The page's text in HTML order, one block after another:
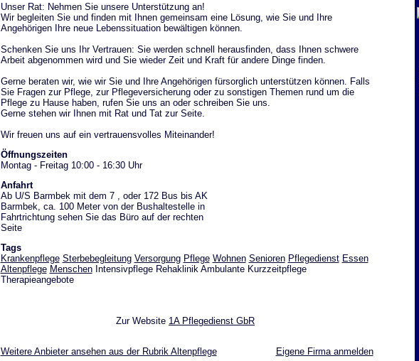
Unser Rat: Nehmen Sie unsere Unterstützung an!
Wir begleiten Sie und finden mit Ihnen gemeinsam eine Lösung, wie Sie und Ihre
Angehörigen Ihre neue Lebenssituation bewältigen können.
Schenken Sie uns Ihr Vertrauen: Sie werden schnell herausfinden, dass Ihnen schwere
Arbeit abgenommen wird und Sie wieder Zeit und Kraft für andere Dinge finden.
Gerne beraten wir, wie wir Sie und Ihre Angehörigen fürsorglich unterstützen können. Falls
Sie Fragen zur Pflege, zur Pflegeversicherung oder zu sonstigen Themen rund um die
Pflege zu Hause haben, rufen Sie uns an oder schreiben Sie uns.
Gerne stehen wir Ihnen mit Rat und Tat zur Seite.
Wir freuen uns auf ein vertrauensvolles Miteinander!
Öffnungszeiten
Montag - Freitag 10:00 - 16:30 Uhr
Anfahrt
Ab U/S Barmbek mit dem 7 , oder 172 Bus bis AK
Barmbek, ca. 100 Meter von der Bushaltestelle in
Fahrtrichtung sehen Sie das Büro auf der rechten
Seite
Tags
Krankenpflege Sterbebegleitung Versorgung Pflege Wohnen Senioren Pflegedienst Essen
Altenpflege MenschenIntensivpflege Rehaklinik Ambulante Kurzzeitpflege
Therapieangebote
Zur Website 1A Pflegedienst GbR
Weitere Anbieter ansehen aus der Rubrik Altenpflege Eigene Firma anmelden